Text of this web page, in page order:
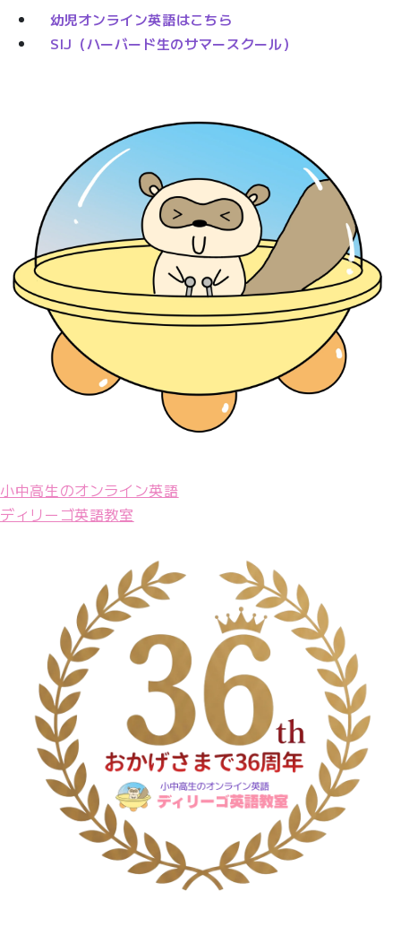
幼児オンライン英語はこちら
SIJ（ハーバード生のサマースクール）
小中高生のオンライン英語
ディリーゴ英語教室